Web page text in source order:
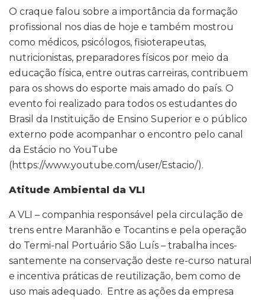
O craque falou sobre a importância da formação
profissional nos dias de hoje e também mostrou
como médicos, psicólogos, fisioterapeutas,
nutricionistas, preparadores físicos por meio da
educação física, entre outras carreiras, contribuem
para os shows do esporte mais amado do país. O
evento foi realizado para todos os estudantes do
Brasil da Instituição de Ensino Superior e o público
externo pode acompanhar o encontro pelo canal
da Estácio no YouTube
(https://www.youtube.com/user/Estacio/).
Atitude Ambiental da VLI
A VLI – companhia responsável pela circulação de
trens entre Maranhão e Tocantins e pela operação
do Termi-nal Portuário São Luís – trabalha inces-
santemente na conservação deste re-curso natural
e incentiva práticas de reutilização, bem como de
uso mais adequado. Entre as ações da empresa